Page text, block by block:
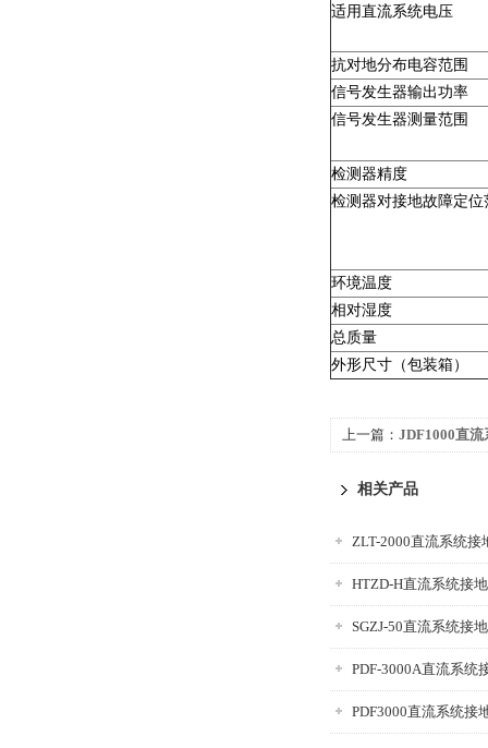
适用直流系统电压
抗对地分布电容范围
信号发生器输出功率
信号发生器测量范围
检测器精度
检测器对接地故障定位
环境温度
相对湿度
总质量
外形尺寸（包装箱）
上一篇： JDF1000直
相关产品
ZLT-2000直流系统接
HTZD-H直流系统接
SGZJ-50直流系统接
PDF-3000A直流系统
PDF3000直流系统接